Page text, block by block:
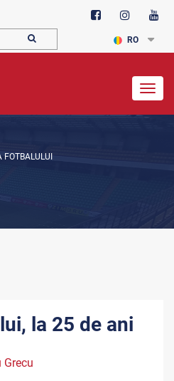
RO
FOTBALULUI
la 25 de ani
Grecu